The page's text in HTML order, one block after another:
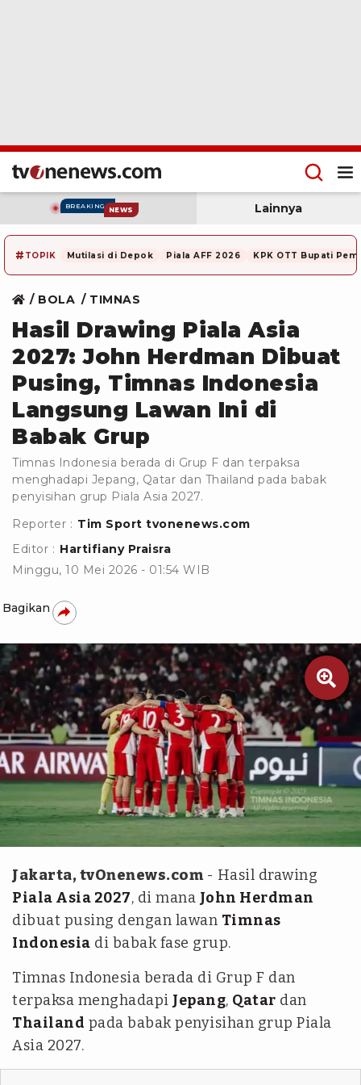
BREAKING NEWS Lainnya
# TOPIK Mutilasi di Depok Piala AFF 2026 KPK OTT Bupati
BOLA TIMNAS
Hasil Drawing Piala Asia
2027: John Herdman Dibuat
Pusing, Timnas Indonesia
Langsung Lawan Ini di
Babak Grup
Timnas Indonesia berada di Grup F dan terpaksa
menghadapi Jepang, Qatar dan Thailand pada babak
penyisihan grup Piala Asia 2027.
Reporter : Tim Sport tvonenews.com
Editor : Hartifiany Praisra
Minggu, 10 Mei 2026 - 01:54 WIB
Bagikan

Jakarta, tvOnenews.com - Hasil drawing
Piala Asia 2027, di mana John Herdman
dibuat pusing dengan lawan Timnas
Indonesia di babak fase grup.
Timnas Indonesia berada di Grup F dan
terpaksa menghadapi Jepang, Qatar dan
Thailand pada babak penyisihan grup Piala
Asia 2027.